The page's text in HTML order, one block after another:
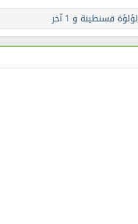
لؤلؤة قسنطينة و 1 آخر